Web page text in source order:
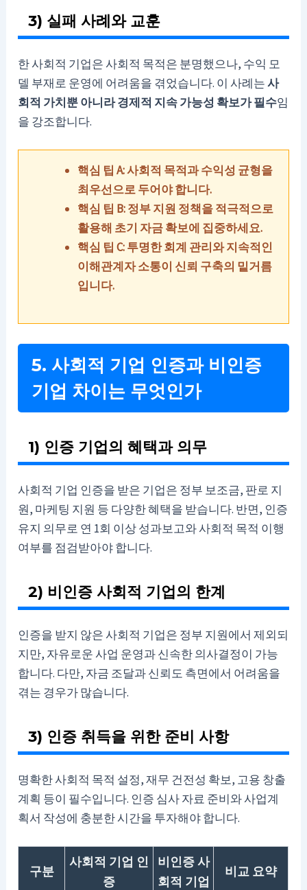
3) 실패 사례와 교훈
한 사회적 기업은 사회적 목적은 분명했으나, 수익 모
델 부재로 운영에 어려움을 겪었습니다. 이 사례는사
회적 가치뿐 아니라 경제적 지속 가능성 확보가 필수임
을 강조합니다.
핵심 팁 A: 사회적 목적과 수익성 균형을
최우선으로 두어야 합니다.
핵심 팁 B: 정부 지원 정책을 적극적으로
활용해 초기 자금 확보에 집중하세요.
핵심 팁 C: 투명한 회계 관리와 지속적인
이해관계자 소통이 신뢰 구축의 밑거름
입니다.
5. 사회적 기업 인증과 비인증
기업 차이는 무엇인가
1) 인증 기업의 혜택과 의무
사회적 기업 인증을 받은 기업은 정부 보조금, 판로 지
원, 마케팅 지원 등 다양한 혜택을 받습니다. 반면, 인증
유지 의무로 연 1회 이상 성과보고와 사회적 목적 이행
여부를 점검받아야 합니다.
2) 비인증 사회적 기업의 한계
인증을 받지 않은 사회적 기업은 정부 지원에서 제외되
지만, 자유로운 사업 운영과 신속한 의사결정이 가능
합니다. 다만, 자금 조달과 신뢰도 측면에서 어려움을
겪는 경우가 많습니다.
3) 인증 취득을 위한 준비 사항
명확한 사회적 목적 설정, 재무 건전성 확보, 고용 창출
계획 등이 필수입니다. 인증 심사 자료 준비와 사업계
획서 작성에 충분한 시간을 투자해야 합니다.
구분
사회적 기업 인
증
비인증 사
회적 기업
비교 요약